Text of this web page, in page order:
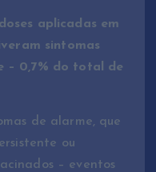
aplicadas em
sintomas
– 0,7% do total de
de alarme, que
ou
– eventos